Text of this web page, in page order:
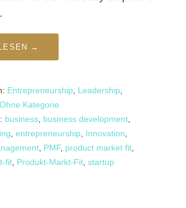
→
Entrepreneurship Leadership
Ohne Kategorie
business business development
entrepreneurship Innovation
PMF, product market fit
fit Produkt-Markt-Fit startup